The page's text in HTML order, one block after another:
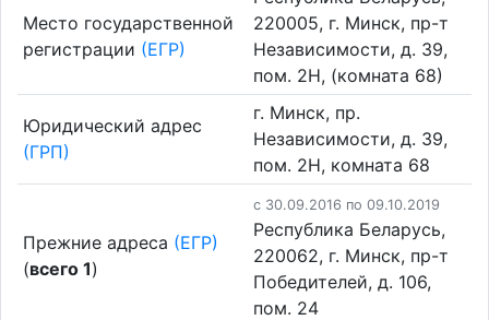
Место государственной
регистрации (ЕГР)
220005, г. Минск, пр-т
Независимости, д. 39,
пом. 2Н, (комната 68)
Юридический адрес
(ГРП)
г. Минск, пр.
Независимости, д. 39,
пом. 2Н, комната 68
Прежние адреса (ЕГР)
(всего 1)
c 30.09.2016 по 09.10.2019
Республика Беларусь,
220062, г. Минск, пр-т
Победителей, д. 106,
пом. 24